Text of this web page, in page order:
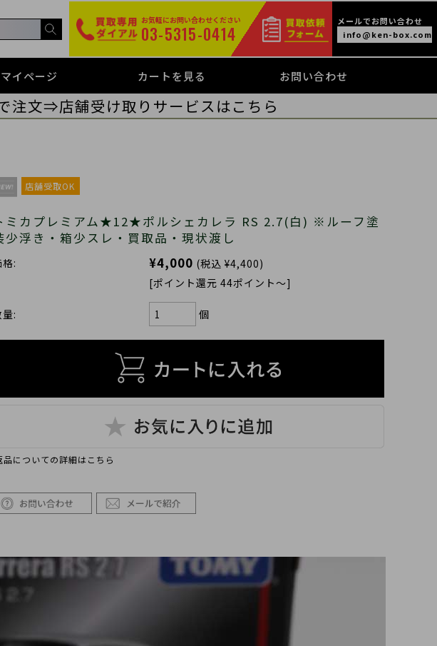
お気軽にお問い合わせください
03-5315-0414
メールでお問い合わせ
info@ken-box.com
マイページ カートを見る お問い合わせ
注文⇒店舗受け取りサービスはこちら
店舗受取OK
ミカプレミアム★12★ポルシェカレラ RS 2.7(白) ※ルーフ塗
少浮き・箱少スレ・買取品・現状渡し
: ¥4,000 (税込 ¥4,400)
[ポイント還元 44ポイント～]
: 個
品についての詳細はこちら